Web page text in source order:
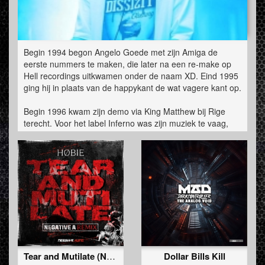
Begin 1994 begon Angelo Goede met zijn Amiga de
eerste nummers te maken, die later na een re-make op
Hell recordings uitkwamen onder de naam XD. Eind 1995
ging hij in plaats van de happykant de wat vagere kant op.
Begin 1996 kwam zijn demo via King Matthew bij Rige
terecht. Voor het label Inferno was zijn muziek te vaag,
maar George (Distortion) van Rige vond het helemaal te
gek. In 1996 kwam dan ook de Bat Device
uit onder de naam Dr. Z-Vago. Zijn eerste boeking als Dr.
Z-Vago was dan ook in de Energiehal in Rotterdam.
In 1997 1998 draaide hij bijna ieder weekend en door de
week produceerde hij platen.
In 1999 ging hij voor het eerst naar Amerika. Samen met
de artiesten van Megarave Records werden zij in Los
Angeles verwacht om op de Megarave te L.A. te draaien.
Tear and Mutilate (Negative A Remix)
Dollar Bills Kill